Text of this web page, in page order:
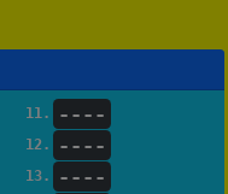
11. ----
12. ----
13. ----